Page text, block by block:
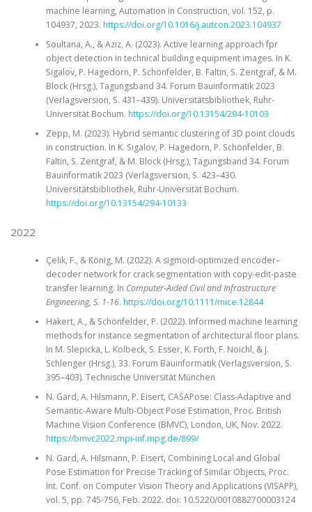
machine learning, Automation in Construction, vol. 152, p.
104937, 2023. https://doi.org/10.1016/j.autcon.2023.104937
Soultana, A., & Aziz, A. (2023). Active learning approach fpr
object detection in technical building equipment images. In K.
Sigalov, P. Hagedorn, P. Schönfelder, B. Faltin, S. Zentgraf, & M.
Block (Hrsg.), Tagungsband 34. Forum Bauinformatik 2023
(Verlagsversion, S. 431–439). Universitätsbibliothek, Ruhr-
Universität Bochum. https://doi.org/10.13154/294-10103
Zepp, M. (2023). Hybrid semantic clustering of 3D point clouds
in construction. In K. Sigalov, P. Hagedorn, P. Schönfelder, B.
Faltin, S. Zentgraf, & M. Block (Hrsg.), Tagungsband 34. Forum
Bauinformatik 2023 (Verlagsversion, S. 423–430.
Universitätsbibliothek, Ruhr-Universität Bochum.
https://doi.org/10.13154/294-10133
2022
Çelik, F., & König, M. (2022). A sigmoid‐optimized encoder–
decoder network for crack segmentation with copy‐edit‐paste
transfer learning. In Computer‐Aided Civil and Infrastructure
Engineering, S. 1-16. https://doi.org/10.1111/mice.12844
Hakert, A., & Schönfelder, P. (2022). Informed machine learning
methods for instance segmentation of architectural floor plans.
In M. Slepicka, L. Kolbeck, S. Esser, K. Forth, F. Noichl, & J.
Schlenger (Hrsg.), 33. Forum Bauinformatik (Verlagsversion, S.
395–403). Technische Universität München
N. Gard, A. Hilsmann, P. Eisert, CASAPose: Class-Adaptive and
Semantic-Aware Multi-Object Pose Estimation, Proc. British
Machine Vision Conference (BMVC), London, UK, Nov. 2022.
https://bmvc2022.mpi-inf.mpg.de/899/
N. Gard, A. Hilsmann, P. Eisert, Combining Local and Global
Pose Estimation for Precise Tracking of Similar Objects, Proc.
Int. Conf. on Computer Vision Theory and Applications (VISAPP),
vol. 5, pp. 745-756, Feb. 2022. doi: 10.5220/0010882700003124